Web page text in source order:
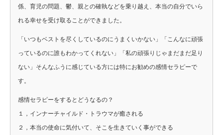
係、育児の問題、鬱、親との確執などを乗り越え、本当の自分でいら
れる幸せを受け取ることができました。
「いつもベストを尽くしているのにうまくいかない」「こんなに頑張
っているのに誰もわかってくれない」「私の頑張りじゃまだまだ足り
ない」そんなふうに感じている方には特にお勧めの感情セラピーで
す。
感情セラピーをするとどうなるの？
１，インナーチャイルド・トラウマが癒される
２，本当の使命に気付いて、そこを生きていく事ができる